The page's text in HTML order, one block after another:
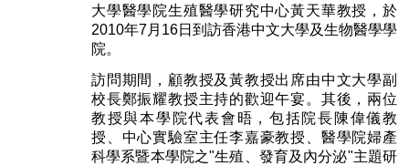
大學醫學院生殖醫學研究中心黃天華教授，於
2010年7月16日到訪香港中文大學及生物醫學學
院。
訪問期間，顧教授及黃教授出席由中文大學副
校長鄭振耀教授主持的歡迎午宴。其後，兩位
教授與本學院代表會晤，包括院長陳偉儀教
授、中心實驗室主任李嘉豪教授、醫學院婦產
科學系暨本學院之"生殖、發育及內分泌"主題研